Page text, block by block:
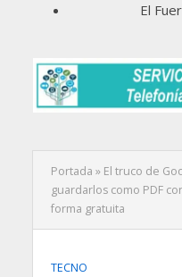
El
Portada » El truco de
guardarlos como PDF
forma gratuita
TECNO